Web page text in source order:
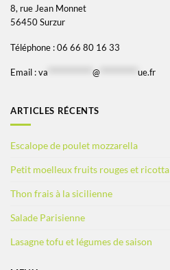
8, rue Jean Monnet
56450 Surzur
Téléphone : 06 66 80 16 33
Email : va @ ue.fr
ARTICLES RÉCENTS
Escalope de poulet mozzarella
Petit moelleux fruits rouges et ricotta
Thon frais à la sicilienne
Salade Parisienne
Lasagne tofu et légumes de saison